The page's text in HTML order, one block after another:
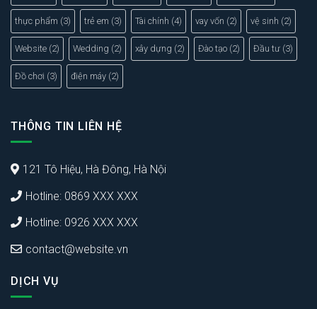
thực phẩm (3) trẻ em (3) Tài chính (4) vay vốn (2) vệ sinh (2)
Website (2) Wedding (2) xây dựng (2) Đào tạo (2) Đầu tư (3)
Đồ chơi (3) điện máy (2)
THÔNG TIN LIÊN HỆ
121 Tô Hiệu, Hà Đông, Hà Nội
Hotline: 0869 XXX XXX
Hotline: 0926 XXX XXX
contact@website.vn
DỊCH VỤ